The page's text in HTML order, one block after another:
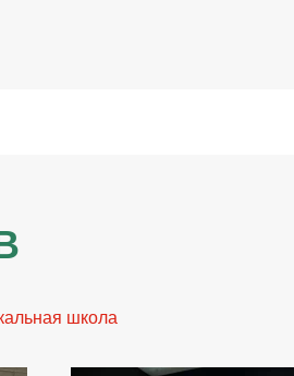
школа